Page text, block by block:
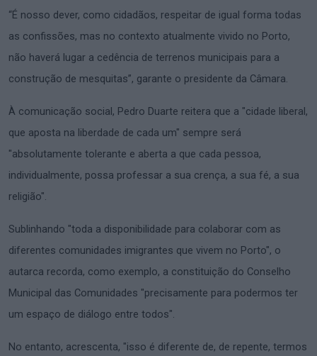
“É nosso dever, como cidadãos, respeitar de igual forma todas
as confissões, mas no contexto atualmente vivido no Porto,
não haverá lugar a cedência de terrenos municipais para a
construção de mesquitas”, garante o presidente da Câmara.
À comunicação social, Pedro Duarte reitera que a "cidade liberal,
que aposta na liberdade de cada um" sempre será
"absolutamente tolerante e aberta a que cada pessoa,
individualmente, possa professar a sua crença, a sua fé, a sua
religião".
Sublinhando "toda a disponibilidade para colaborar com as
diferentes comunidades imigrantes que vivem no Porto", o
autarca recorda, como exemplo, a constituição do Conselho
Municipal das Comunidades "precisamente para podermos ter
um espaço de diálogo entre todos".
No entanto, acrescenta, "isso é diferente de, de repente, termos